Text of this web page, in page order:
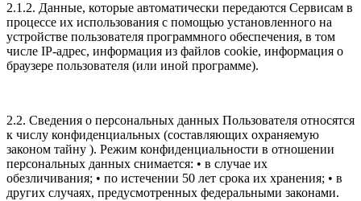
2.1.2. Данные, которые автоматически передаются Сервисам в
процессе их использования с помощью установленного на
устройстве пользователя программного обеспечения, в том
числе IP-адрес, информация из файлов cookie, информация о
браузере пользователя (или иной программе).
2.2. Сведения о персональных данных Пользователя относятся
к числу конфиденциальных (составляющих охраняемую
законом тайну ). Режим конфиденциальности в отношении
персональных данных снимается: • в случае их
обезличивания; • по истечении 50 лет срока их хранения; • в
других случаях, предусмотренных федеральными законами.